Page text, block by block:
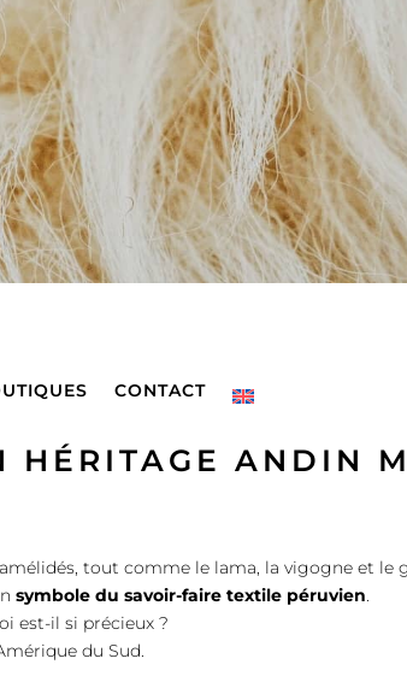
CONTACT
HÉRITAGE ANDIN
tout comme le lama, la vigogne et le
symbole du savoir-faire textile péruvien.
est-il si précieux ?
du Sud.